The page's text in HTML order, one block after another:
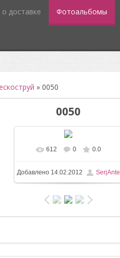
доставке Фотоальбомы
» 0050
0050
612 0 0.0
Добавлено14.02.2012 SerjAnte